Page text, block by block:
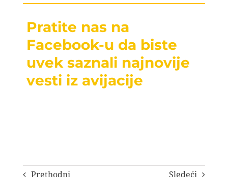
Pratite nas na
Facebook-u da biste
uvek saznali najnovije
vesti iz avijacije
Prethodni Sledeći